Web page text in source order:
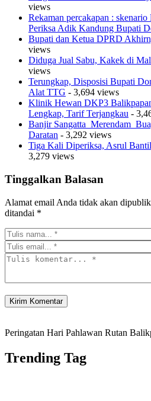
views
Rekaman percakapan :
Periksa Adik Kandung Bupati
Bupati dan Ketua DPRD
views
Diduga Jual Sabu, Kakek di
views
Terungkap, Disposisi Bupati
Alat TTG - 3,694 views
Klinik Hewan DKP3
Lengkap, Tarif Terjangkau -
Banjir Sangatta Merendam
Daratan - 3,292 views
Tiga Kali Diperiksa, Asrul
3,279 views
Tinggalkan Balasan
Alamat email Anda tidak akan
ditandai *
Peringatan Hari Pahlawan Rutan
Trending Tag